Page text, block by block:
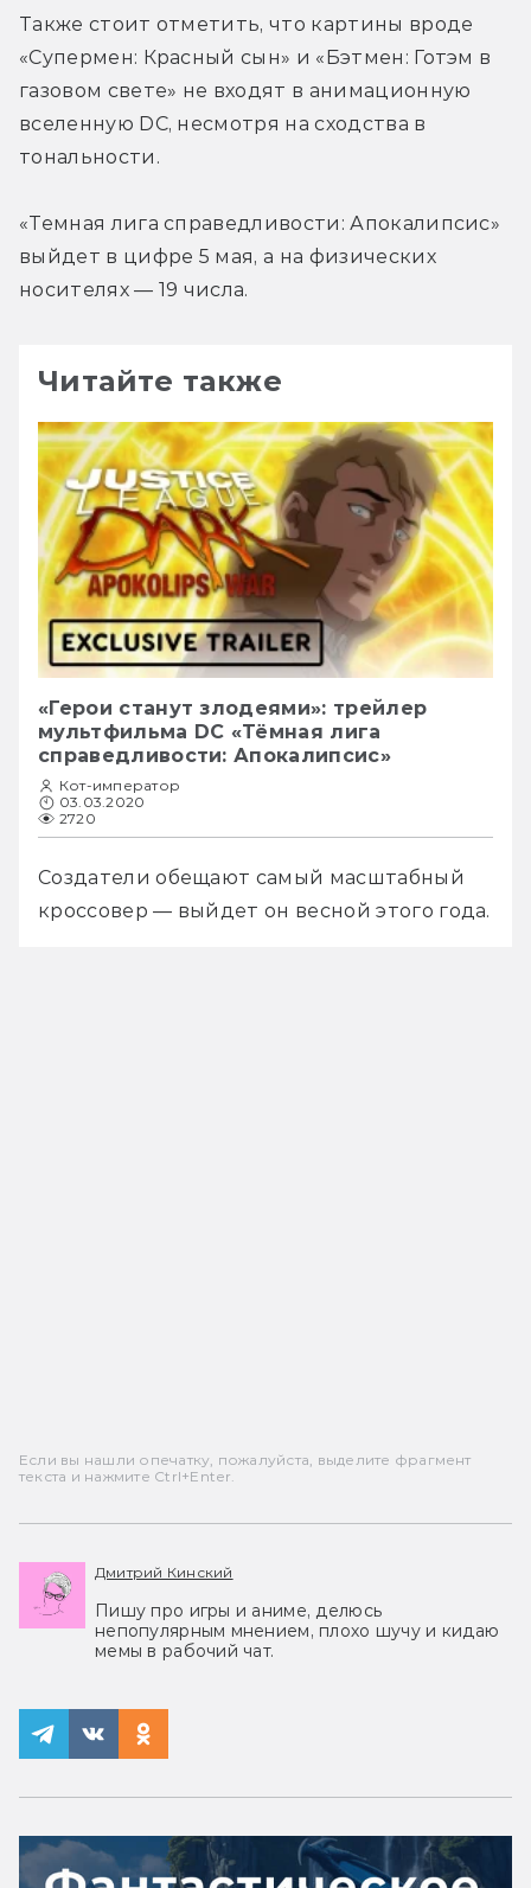
Также стоит отметить, что картины вроде
«Супермен: Красный сын» и «Бэтмен: Готэм в
газовом свете» не входят в анимационную
вселенную DC, несмотря на сходства в
тональности.
«Темная лига справедливости: Апокалипсис»
выйдет в цифре 5 мая, а на физических
носителях — 19 числа.
Читайте также
«Герои станут злодеями»: трейлер
мультфильма DC «Тёмная лига
справедливости: Апокалипсис»
Кот-император
03.03.2020
2720
Создатели обещают самый масштабный
Если вы нашли опечатку, пожалуйста, выделите фрагмент
текста и нажмите Ctrl+Enter.
Дмитрий Кинский
Пишу про игры и аниме, делюсь
непопулярным мнением, плохо шучу и кидаю
мемы в рабочий чат.